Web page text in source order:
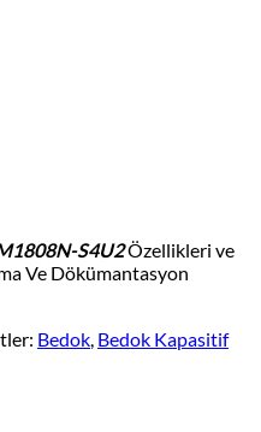
S4U2Özellikleri ve
Ve Dökümantasyon
Bedok, Bedok Kapasitif